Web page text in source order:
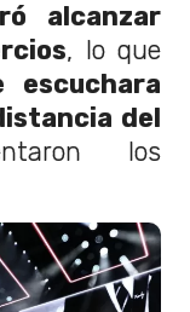
alcanzar
, lo que
escuchara
del
los